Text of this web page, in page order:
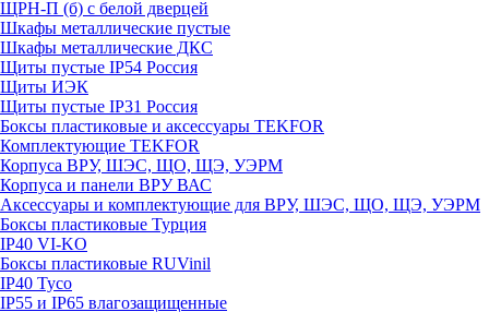
ЩРН-П (б) с белой дверцей
Шкафы металлические пустые
Шкафы металлические ДКС
Щиты пустые IP54 Россия
Щиты ИЭК
Щиты пустые IP31 Россия
Боксы пластиковые и аксессуары TEKFOR
Комплектующие TEKFOR
Корпуса ВРУ, ШЭС, ЩО, ЩЭ, УЭРМ
Корпуса и панели ВРУ ВАС
Аксессуары и комплектующие для ВРУ, ШЭС, ЩО, ЩЭ, УЭРМ
Боксы пластиковые Турция
IP40 VI-KO
Боксы пластиковые RUVinil
IP40 Тусо
IP55 и IP65 влагозащищенные